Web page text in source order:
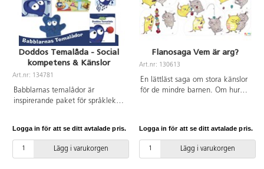
Doddos Temalåda - Social
kompetens & Känslor
Art.nr: 134781
Babblarnas temalådor är
inspirerande paket för språklek
språklåda är temat social
kompetens och känslor.
Materialet ger begrepp för sakers
Logga in för att se ditt avtalade pris.
Lägg i varukorgen
Flanosaga Vem är arg?
Art.nr: 130613
En lättläst saga om stora känslor
för de mindre barnen. Om hur
Färdigtryckta flanobilder. Svensk
sagotext ingår. Av FSC-märkt
papper. PVC-fri.
Logga in för att se ditt avtalade pris.
Lägg i varukorgen